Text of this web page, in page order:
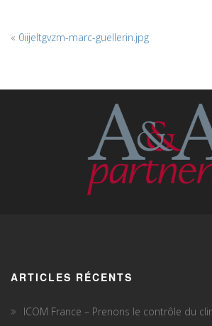
« 0iijeltgvzm-marc-guellerin.jpg
ARTICLES RÉCENTS
ICOM France – Prenons le contrôle du